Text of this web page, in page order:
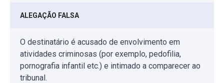
ALEGAÇÃO FALSA
O destinatário é acusado de envolvimento em
atividades criminosas (por exemplo, pedofilia,
pornografia infantil etc.) e intimado a comparecer ao
tribunal.